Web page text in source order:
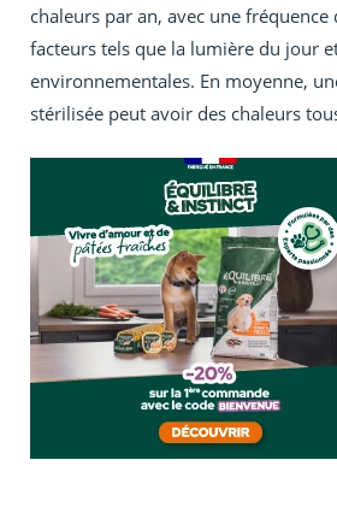
chaleurs par an, avec une
facteurs tels que la lumière du jour
environnementales. En moyenne,
stérilisée peut avoir des chaleurs